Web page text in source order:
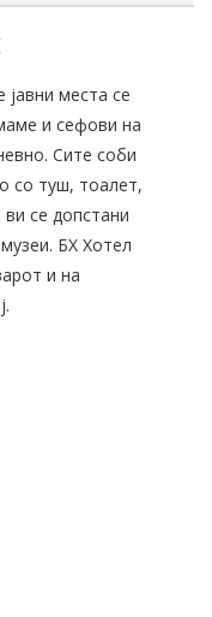
места се
и сефови на
Сите соби
со туш, тоалет,
се допстани
БХ Хотел
и на